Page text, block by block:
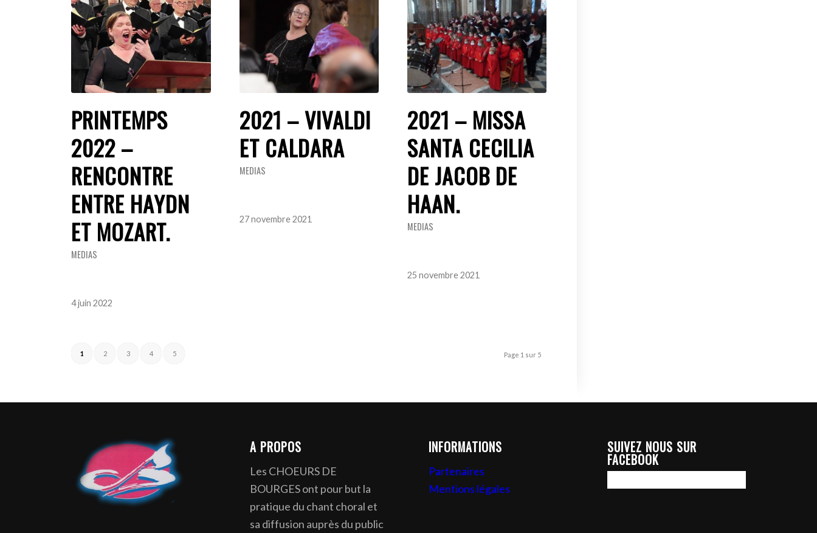
PRINTEMPS
2022 –
RENCONTRE
ENTRE HAYDN
ET MOZART.
MEDIAS
4 juin 2022
2021 – VIVALDI
ET CALDARA
MEDIAS
27 novembre 2021
2021 – MISSA
SANTA CECILIA
DE JACOB DE
HAAN.
MEDIAS
25 novembre 2021
Page 1 sur 5
1 2 3 4 5
A PROPOS
Les CHOEURS DE
BOURGES ont pour but la
pratique du chant choral et
sa diffusion auprès du public
INFORMATIONS
Partenaires
Mentions légales
SUIVEZ NOUS SUR
FACEBOOK